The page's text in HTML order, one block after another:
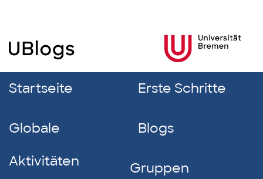
Startseite Erste Schritte
Globale
Aktivitäten
Blogs
Gruppen